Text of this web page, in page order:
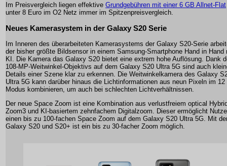
Im Preisvergleich liegen effektive Grundgebühren mit einer 6 GB Allnet-Flat
unter 8 Euro im O2 Netz immer im Spitzenpreisvergleich.
Neues Kamerasystem in der Galaxy S20 Serie
Im Inneren des überarbeiteten Kamerasystems der Galaxy S20-Serie
der bisher größte Bildsensor in einem Samsung-Smartphone Hand in Hand
KI. Die Kamera das Galaxy S20 bietet eine extrem hohe Auflösung. Dank
108-MP-Weitwinkel-Objektivs auf dem Galaxy S20 Ultra 5G sind auch
Details einer Szene klar zu erkennen. Die Weitwinkelkamera des Galaxy
Ultra 5G kann darüber hinaus die Lichtinformationen aus neun Pixeln im 12
Modus kombinieren, um auch bei schlechten Lichtverhältnissen.
Der neue Space Zoom ist eine Kombination aus verlustfreiem optical
Zoom3 und KI-basiertem zehnfachem Digitalzoom. Dieser ermöglicht
einen bis zu 100-fachen Space Zoom auf dem Galaxy S20 Ultra 5G. Mit
Galaxy S20 und S20+ ist ein bis zu 30-facher Zoom möglich.